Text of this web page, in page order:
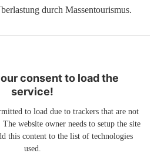
durch Massentourismus.
consent to load the
service!
to load due to trackers that are not
website owner needs to setup the site
this content to the list of technologies
used.